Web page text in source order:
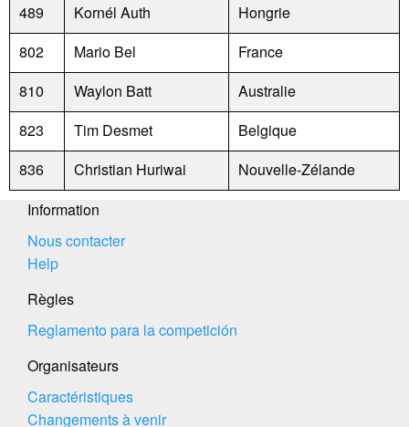
489
Kornél Auth
Hongrie
802
Mario Bel
France
810
Waylon Batt
Australie
823
Tim Desmet
Belgique
836
Christian Huriwai
Nouvelle-Zélande
Information
Nous contacter
Help
Règles
Reglamento para la competición
Organisateurs
Caractéristiques
Changements à venir